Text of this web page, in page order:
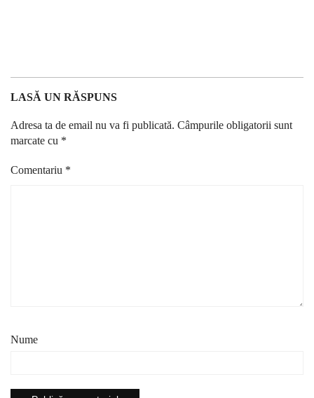
LASĂ UN RĂSPUNS
Adresa ta de email nu va fi publicată. Câmpurile obligatorii sunt
marcate cu *
Comentariu *
Nume